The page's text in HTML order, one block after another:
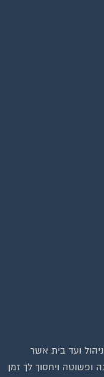
ועד בית אשר
ופשוטה ויחסוך לך זמן